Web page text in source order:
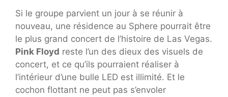
Si le groupe parvient un jour à se réunir à
nouveau, une résidence au Sphere pourrait être
le plus grand concert de l’histoire de Las Vegas.
Pink Floyd reste l’un des dieux des visuels de
concert, et ce qu’ils pourraient réaliser à
l’intérieur d’une bulle LED est illimité. Et le
cochon flottant ne peut pas s’envoler